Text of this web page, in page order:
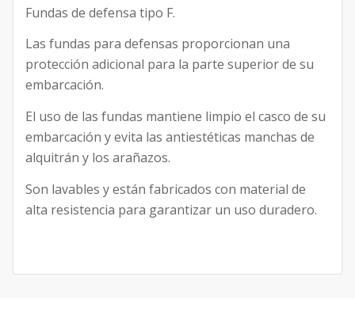
Fundas de defensa tipo F.
Las fundas para defensas proporcionan una
protección adicional para la parte superior de su
embarcación.
El uso de las fundas mantiene limpio el casco de su
embarcación y evita las antiestéticas manchas de
alquitrán y los arañazos.
Son lavables y están fabricados con material de
alta resistencia para garantizar un uso duradero.